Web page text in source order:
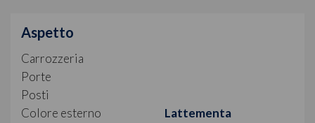
Aspetto
Carrozzeria
Porte
Posti
Colore esterno
Lattementa